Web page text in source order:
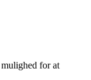
for at